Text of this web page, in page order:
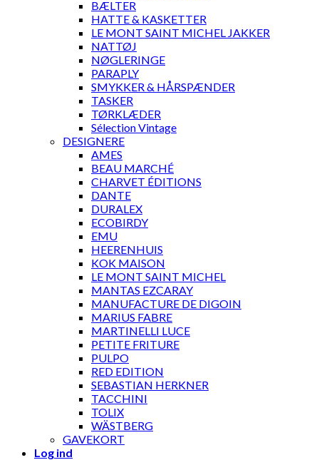
BÆLTER
HATTE & KASKETTER
LE MONT SAINT MICHEL JAKKER
NATTØJ
NØGLERINGE
PARAPLY
SMYKKER & HÅRSPÆNDER
TASKER
TØRKLÆDER
Sélection Vintage
DESIGNERE
AMES
BEAU MARCHÉ
CHARVET ÉDITIONS
DANTE
DURALEX
ECOBIRDY
EMU
HEERENHUIS
KOK MAISON
LE MONT SAINT MICHEL
MANTAS EZCARAY
MANUFACTURE DE DIGOIN
MARIUS FABRE
MARTINELLI LUCE
PETITE FRITURE
PULPO
RED EDITION
SEBASTIAN HERKNER
TACCHINI
TOLIX
WÄSTBERG
GAVEKORT
Log ind